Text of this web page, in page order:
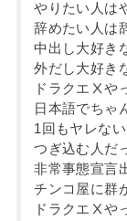
やりたい人は
辞めたい人は
中出し大好き
外だし大好き
ドラクエⅩや
日本語でちゃ
1回もヤレな
つぎ込む人だ
非常事態宣言
チンコ屋に群
ドラクエⅩや